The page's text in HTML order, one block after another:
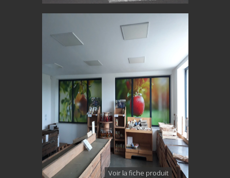
Voir la fiche produit